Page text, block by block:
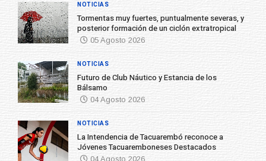
Tormentas muy fuertes, puntualmente severas, y
posterior formación de un ciclón extratropical
05 Agosto 2026
NOTICIAS
Futuro de Club Náutico y Estancia de los
Bálsamo
04 Agosto 2026
NOTICIAS
La Intendencia de Tacuarembó reconoce a
Jóvenes Tacuaremboneses Destacados
04 Agosto 2026
NOTICIAS